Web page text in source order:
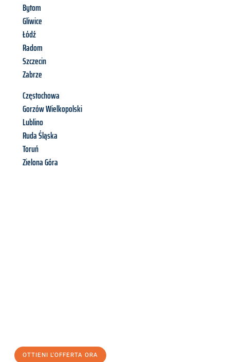
Bytom
Gliwice
Łódź
Radom
Szczecin
Zabrze
Częstochowa
Gorzów Wielkopolski
Lublino
Ruda Śląska
Toruń
Zielona Góra
OTTIENI L'OFFERTA ORA